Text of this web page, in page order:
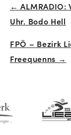
Beitrags-
← ALMRADIO:
Uhr. Bodo Hell
FPÖ – Bezirk
Freequenns →